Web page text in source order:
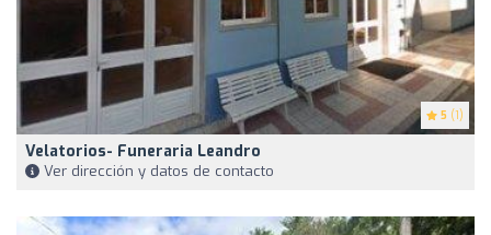
5 (1)
Velatorios- Funeraria Leandro
Ver dirección y datos de contacto